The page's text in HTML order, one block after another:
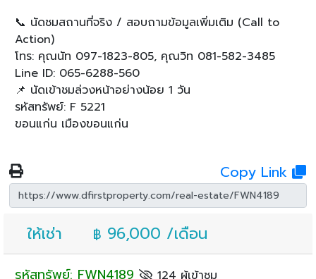
📞 นัดชมสถานที่จริง / สอบถามข้อมูลเพิ่มเติม (Call to
Action)
โทร: คุณนัท 097-1823-805, คุณวิท 081-582-3485
Line ID: 065-6288-560
📌 นัดเข้าชมล่วงหน้าอย่างน้อย 1 วัน
รหัสทรัพย์: F 5221
ขอนแก่น เมืองขอนแก่น
Copy Link
ให้เช่า ฿ 96,000 /เดือน
รหัสทรัพย์: FWN4189 124 ผู้เข้าชม